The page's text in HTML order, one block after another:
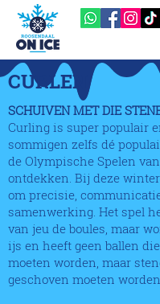
CURLEN
SCHUIVEN MET DIE
Curling is super populair
sommigen zelfs dé
de Olympische Spelen van
ontdekken. Bij deze
om precisie,
samenwerking. Het spel
van jeu de boules, maar
ijs en heeft geen ballen
moeten worden, maar
geschoven moeten